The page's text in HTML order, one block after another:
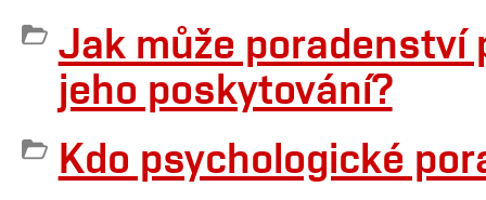
Jak může poradenství
jeho poskytování?
Kdo psychologické